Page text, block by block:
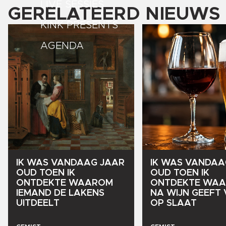
LIVE SESSIES
KINK PRESENTS
AGENDA
GERELATEERD NIEUWS
IK WAS VANDAAG JAAR
OUD TOEN
IK
ONTDEKTE WAAROM
IEMAND DE LAKENS
UITDEELT
IK WAS
OUD TOEN
IK
ONTDEKTE
NA WIJN GEEFT
OP SLAAT